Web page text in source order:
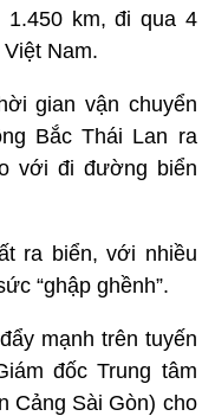
1.450 km, đi qua 4
Nam.
gian vận chuyển
Bắc Thái Lan ra
với đi đường biển
ra biển, với nhiều
“ghập ghềnh”.
mạnh trên tuyến
đốc Trung tâm
Cảng Sài Gòn) cho